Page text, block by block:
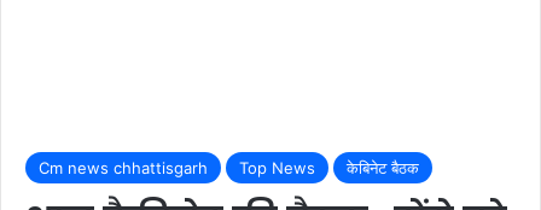
Cm news chhattisgarh Top News केबिनेट बैठक